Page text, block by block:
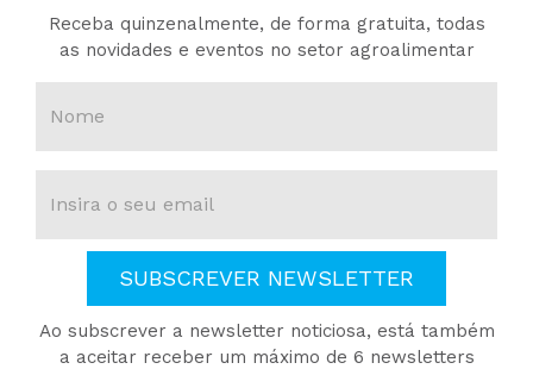
Receba quinzenalmente, de forma gratuita, todas
as novidades e eventos no setor agroalimentar
SUBSCREVER NEWSLETTER
Ao subscrever a newsletter noticiosa, está também
a aceitar receber um máximo de 6 newsletters